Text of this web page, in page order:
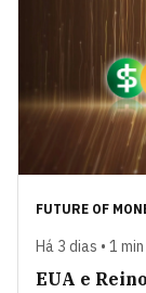
FUTURE OF
Há 3 dias • 1
EUA e